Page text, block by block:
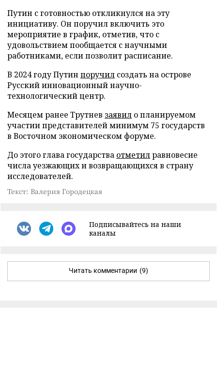
Путин с готовностью откликнулся на эту
инициативу. Он поручил включить это
мероприятие в график, отметив, что с
удовольствием пообщается с научными
работниками, если позволит расписание.
В 2024 году Путин поручил создать на острове
Русский инновационный научно-
технологический центр.
Месяцем ранее Трутнев заявил о планируемом
участии представителей минимум 75 государств
в Восточном экономическом форуме.
До этого глава государства отметилравновесие
числа уезжающих и возвращающихся в страну
исследователей.
Текст: Валерия Городецкая
Подписывайтесь на наши
каналы
Читать комментарии (9)